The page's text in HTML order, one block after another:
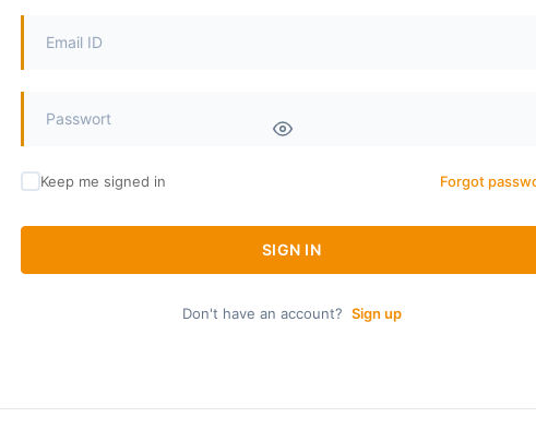
Keep me signed in Forgot
SIGN IN
Don't have an account? Sign up